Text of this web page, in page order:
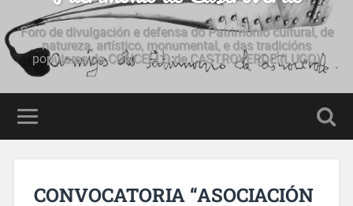
Foro de divulgación e defensa do Patrimonio cultural, de
natureza, artístico, monumental, e das tradicións
populares do CONCELLO de CASTROVERDE (LUGO)
CONVOCATORIA “ASOCIACIÓN